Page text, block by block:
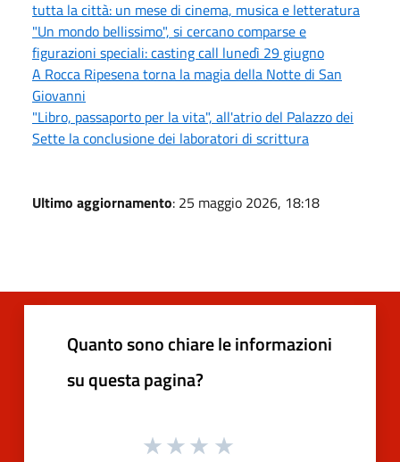
tutta la città: un mese di cinema, musica e letteratura
"Un mondo bellissimo", si cercano comparse e
figurazioni speciali: casting call lunedì 29 giugno
A Rocca Ripesena torna la magia della Notte di San
Giovanni
"Libro, passaporto per la vita", all'atrio del Palazzo dei
Sette la conclusione dei laboratori di scrittura
Ultimo aggiornamento: 25 maggio 2026, 18:18
Quanto sono chiare le informazioni
su questa pagina?